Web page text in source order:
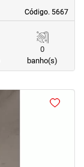
Código. 5667
Código. 5667
0
banho(s)